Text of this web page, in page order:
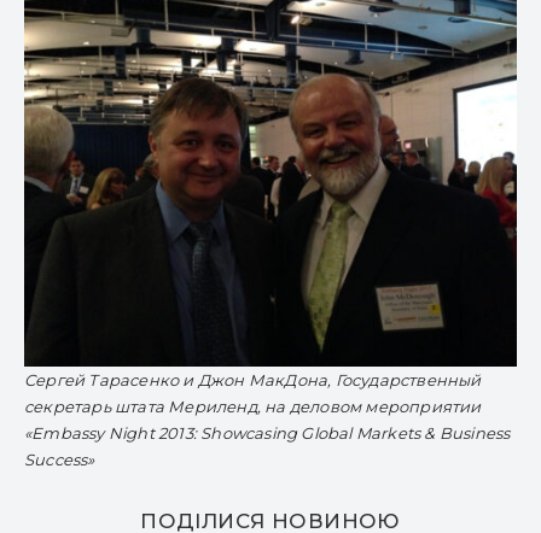
Сергей Тарасенко и Джон МакДона, Государственный
секретарь штата Мериленд, на деловом мероприятии
«Embassy Night 2013: Showcasing Global Markets & Business
Success»
ПОДІЛИСЯ НОВИНОЮ